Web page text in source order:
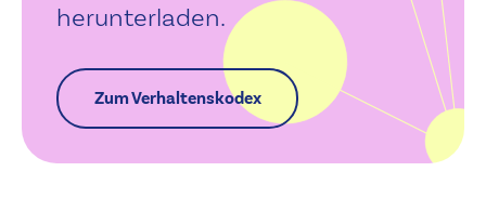
herunterladen.
Zum Verhaltenskodex